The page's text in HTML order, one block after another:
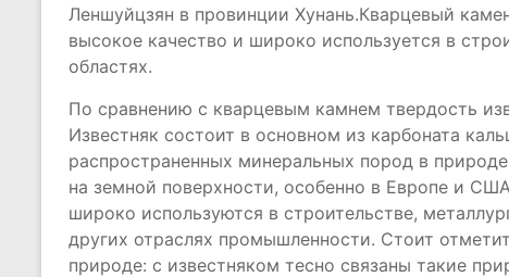
Леншуйцзян в провинции Хунань.Кварцевый
высокое качество и широко используется в
областях.
По сравнению с кварцевым камнем твердость
Известняк состоит в основном из карбоната
распространенных минеральных пород в
на земной поверхности, особенно в Европе и
широко используются в строительстве,
других отраслях промышленности. Стоит
природе: с известняком тесно связаны такие